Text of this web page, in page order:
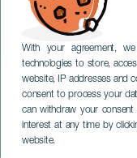
With your agreement,
technologies to store,
website, IP addresses and
consent to process your
can withdraw your
interest at any time by
website.Suite
LANZAROTE